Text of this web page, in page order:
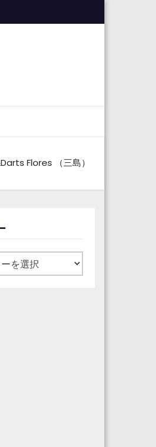
Flores （三島）